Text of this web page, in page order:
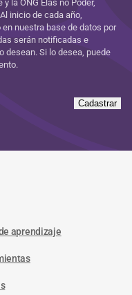
la ONG Elas no Poder,
inicio de cada año,
nuestra base de datos por
serán notificadas e
desean. Si lo desea, puede
Cadastrar
aprendizaje